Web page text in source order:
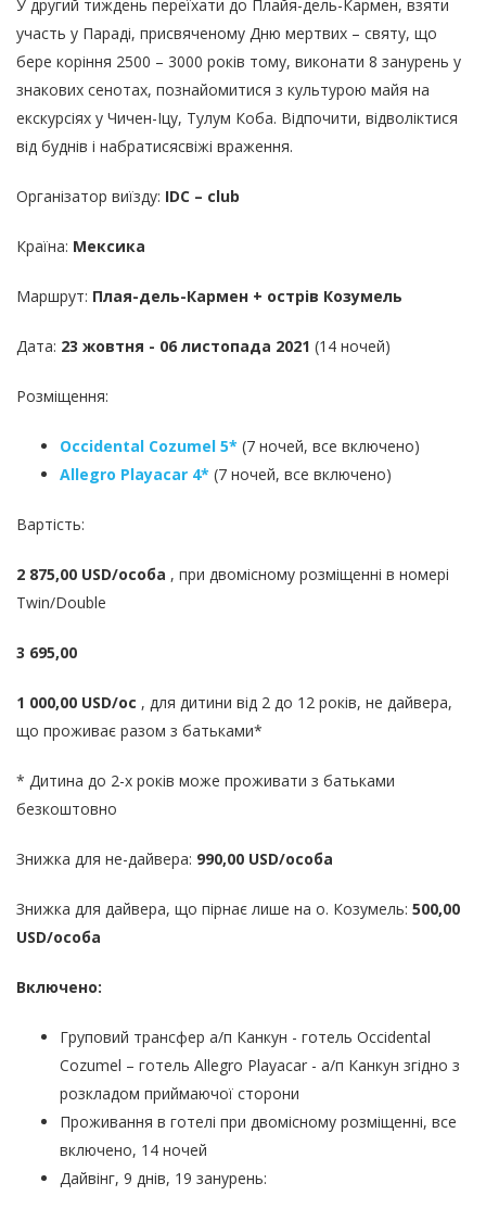
У другий тиждень переїхати до Плайя-дель-Кармен, взяти
участь у Параді, присвяченому Дню мертвих – святу, що
бере коріння 2500 – 3000 років тому, виконати 8 занурень у
знакових сенотах, познайомитися з культурою майя на
екскурсіях у Чичен-Іцу, Тулум Коба. Відпочити, відволіктися
від буднів і набратисясвіжі враження.
Організатор виїзду: IDC – club
Країна: Мексика
Маршрут: Плая-дель-Кармен + острів Козумель
Дата: 23 жовтня - 06 листопада 2021 (14 ночей)
Розміщення:
Occidental Cozumel 5* (7 ночей, все включено)
Allegro Playacar 4* (7 ночей, все включено)
Вартість:
2 875,00 USD/особа , при двомісному розміщенні в номері
Twin/Double
3 695,00
1 000,00 USD/ос , для дитини від 2 до 12 років, не дайвера,
що проживає разом з батьками*
* Дитина до 2-х років може проживати з батьками
безкоштовно
Знижка для не-дайвера: 990,00 USD/особа
Знижка для дайвера, що пірнає лише на о. Козумель: 500,00
USD/особа
Включено:
Груповий трансфер а/п Канкун - готель Occidental
Cozumel – готель Allegro Playacar - а/п Канкун згідно з
розкладом приймаючої сторони
Проживання в готелі при двомісному розміщенні, все
включено, 14 ночей
Дайвінг, 9 днів, 19 занурень: